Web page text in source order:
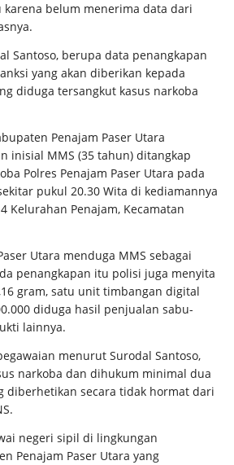
karena belum menerima data dari
Santoso, berupa data penangkapan
yang akan diberikan kepada
diduga tersangkut kasus narkoba
Penajam Paser Utara
inisial MMS (35 tahun) ditangkap
Polres Penajam Paser Utara pada
pukul 20.30 Wita di kediamannya
Kelurahan Penajam, Kecamatan
Utara menduga MMS sebagai
penangkapan itu polisi juga menyita
gram, satu unit timbangan digital
diduga hasil penjualan sabu-
lainnya.
menurut Surodal Santoso,
narkoba dan dihukum minimal dua
diberhetikan secara tidak hormat dari
negeri sipil di lingkungan
Penajam Paser Utara yang